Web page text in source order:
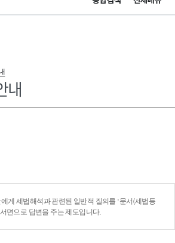
정부 누리집입니다.
내
게 세법해석과 관련된 일반적 질의를 '문서(세법등
면으로 답변을 주는 제도입니다.